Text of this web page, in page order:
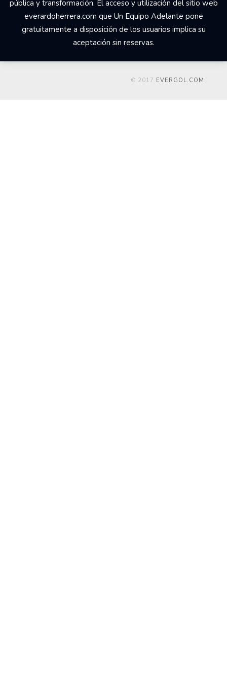
pública y transformación. El acceso y utilización del sitio web
everardoherrera.com que Un Equipo Adelante pone
gratuitamente a disposición de los usuarios implica su
aceptación sin reservas.
© 2017 EVERGOL.COM